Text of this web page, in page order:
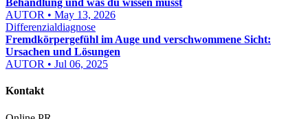
Behandlung und was du wissen musst
AUTOR • May 13, 2026
Differenzialdiagnose
Fremdkörpergefühl im Auge und verschwommene Sicht:
Ursachen und Lösungen
AUTOR • Jul 06, 2025
Kontakt